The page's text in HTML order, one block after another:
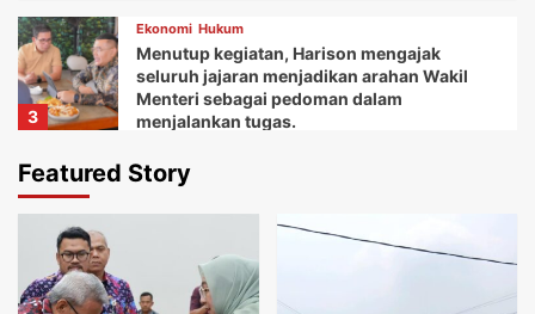
3
Ekonomi Hukum
Menutup kegiatan, Harison mengajak
seluruh jajaran menjadikan arahan Wakil
Menteri sebagai pedoman dalam
menjalankan tugas.
Daerah
Ketua Balai Adat Keariaan Tangerang Rd.
dukungan dan bantuan Bupati Tangerang
dan seluruh jajarannya.
Daerah Ekonomi
Featured Story